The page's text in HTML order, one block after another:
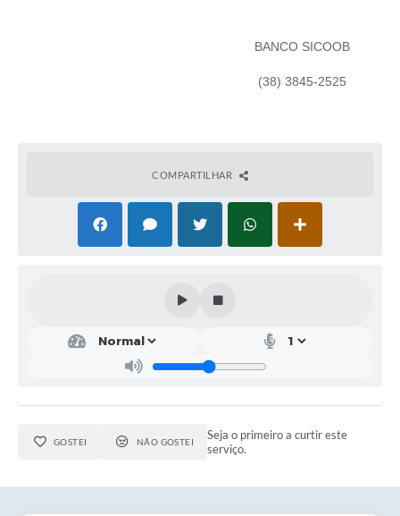
BANCO SICOOB
(38) 3845-2525
COMPARTILHAR
GOSTEI NÃO GOSTEI
Seja o primeiro a curtir este
serviço.